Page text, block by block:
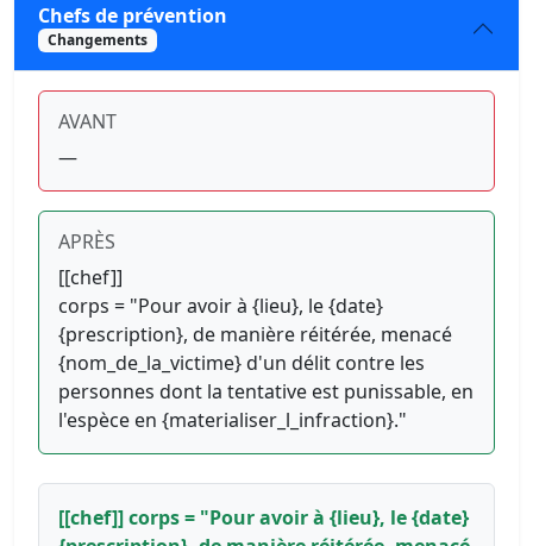
Chefs de prévention
Changements
AVANT
—
APRÈS
[[chef]]
corps = "Pour avoir à {lieu}, le {date}
{prescription}, de manière réitérée, menacé
{nom_de_la_victime} d'un délit contre les
personnes dont la tentative est punissable, en
l'espèce en {materialiser_l_infraction}."
[[chef]] corps = "Pour avoir à {lieu}, le {date}